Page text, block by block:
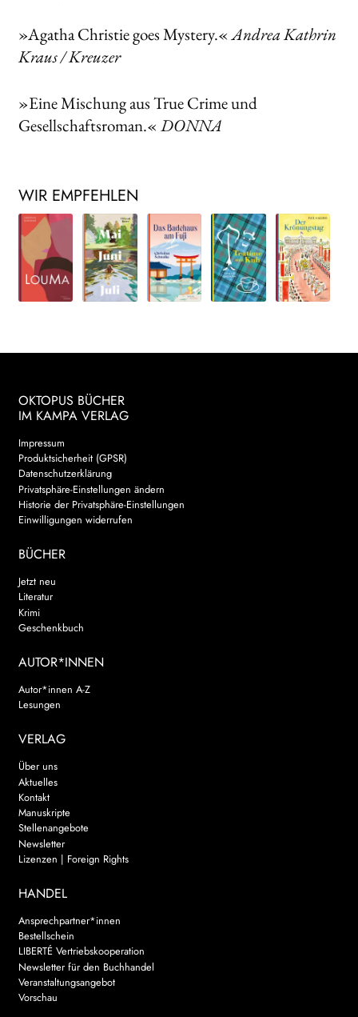
»Agatha Christie goes Mystery.«Andrea Kathrin
Kraus / Kreuzer
»Eine Mischung aus True Crime und
Gesellschaftsroman.« DONNA
WIR EMPFEHLEN
OKTOPUS BÜCHER
IM KAMPA VERLAG
Impressum
Produktsicherheit (GPSR)
Datenschutzerklärung
Privatsphäre-Einstellungen ändern
Historie der Privatsphäre-Einstellungen
Einwilligungen widerrufen
BÜCHER
Jetzt neu
Literatur
Krimi
Geschenkbuch
AUTOR*INNEN
Autor*innen A-Z
Lesungen
VERLAG
Über uns
Aktuelles
Kontakt
Manuskripte
Stellenangebote
Newsletter
Lizenzen | Foreign Rights
HANDEL
Ansprechpartner*innen
Bestellschein
LIBERTÉ Vertriebskooperation
Newsletter für den Buchhandel
Veranstaltungsangebot
Vorschau